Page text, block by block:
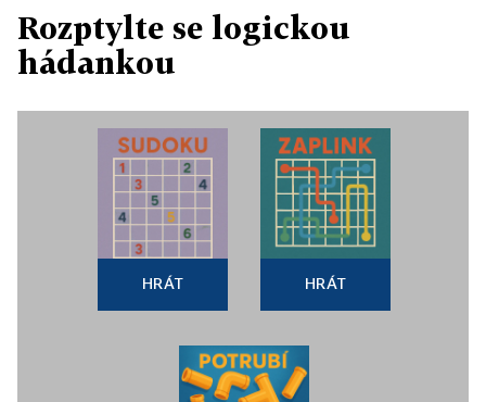
Rozptylte se logickou
hádankou
HRÁT HRÁT